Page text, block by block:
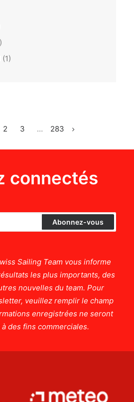
(1)
2 3 … 283
connectés
Sailing Team vous informe
les plus importants, des
nouvelles du team. Pour
veuillez remplir le champ
enregistrées ne seront
des fins commerciales.